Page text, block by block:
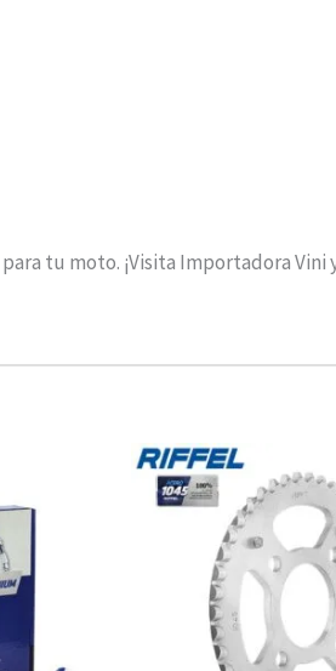
tu moto. ¡Visita Importadora